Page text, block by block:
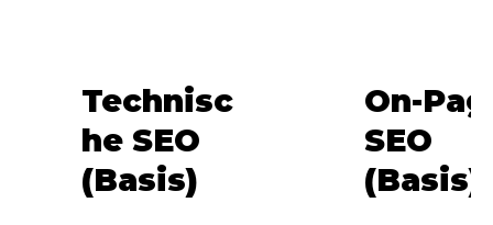
Technisc
he SEO
(Basis)
On-
SEO
(Basis)